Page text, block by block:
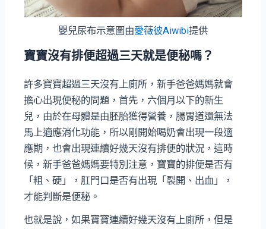
嬰兒尿布示意圖由愛薇彼Aiwibi提供
寶寶沒有排便超過三天就是便秘嗎？
許多寶寶超過三天沒有上廁所，新手爸爸媽媽就會
擔心出現便秘的問題，首先，六個月以下的新生
兒，由於在母體是由胚胎獲得營養，腸胃道還無法
馬上適應消化功能，所以剛開始喝奶會出現一段適
應期，也會出現連續好幾天沒有排便的狀況，這時
候，新手爸爸媽媽要特別注意，寶寶的排便是否有
「粗、硬」，肛門口是否有出現「裂開、出血」，
才能判斷是便秘。
也就是說，如果寶寶連續好幾天沒有上廁所，但是